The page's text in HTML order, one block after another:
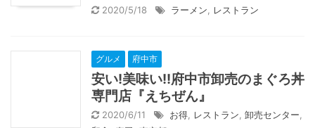
2020/5/18 ラーメン レストラン
グルメ 府中市
安い!美味い!!府中市卸売のまぐろ丼
専門店『えちぜん』
2020/6/11 お得 レストラン 卸売センター